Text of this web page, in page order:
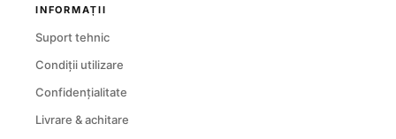
INFORMAȚII
Suport tehnic
Condiții utilizare
Confidențialitate
Livrare & achitare